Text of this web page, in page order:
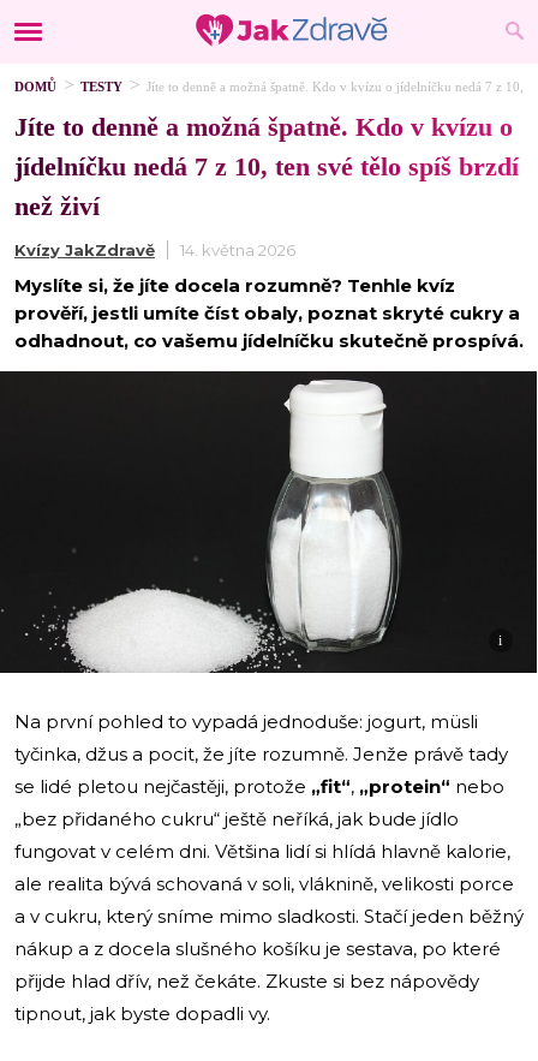
DOMŮ TESTY Jíte to denně a možná špatně. Kdo v kvízu o jídelníčku nedá 7 z 10,
Jíte to denně a možná špatně. Kdo v kvízu o
jídelníčku nedá 7 z 10, ten své tělo spíš brzdí
než živí
Kvízy JakZdravě 14. května 2026
Myslíte si, že jíte docela rozumně? Tenhle kvíz
prověří, jestli umíte číst obaly, poznat skryté cukry a
odhadnout, co vašemu jídelníčku skutečně prospívá.
i
Na první pohled to vypadá jednoduše: jogurt, müsli
tyčinka, džus a pocit, že jíte rozumně. Jenže právě tady
se lidé pletou nejčastěji, protože „fit“, „protein“ nebo
„bez přidaného cukru“ ještě neříká, jak bude jídlo
fungovat v celém dni. Většina lidí si hlídá hlavně kalorie,
ale realita bývá schovaná v soli, vláknině, velikosti porce
a v cukru, který sníme mimo sladkosti. Stačí jeden běžný
nákup a z docela slušného košíku je sestava, po které
přijde hlad dřív, než čekáte. Zkuste si bez nápovědy
tipnout, jak byste dopadli vy.